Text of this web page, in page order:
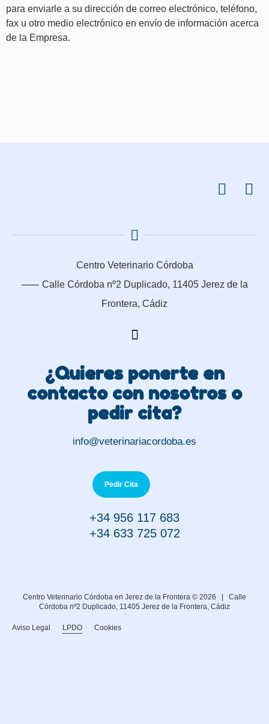
para enviarle a su dirección de correo electrónico, teléfono,
fax u otro medio electrónico en envío de información acerca
de la Empresa.
Centro Veterinario Córdoba
⸺ Calle Córdoba nº2 Duplicado, 11405 Jerez de la
Frontera, Cádiz
¿Quieres ponerte en
contacto con nosotros o
pedir cita?
info@veterinariacordoba.es
Pedir Cita
+34 956 117 683
+34 633 725 072
Centro Veterinario Córdoba en Jerez de la Frontera © 2026 | Calle
Córdoba nº2 Duplicado, 11405 Jerez de la Frontera, Cádiz
Aviso Legal LPDO Cookies